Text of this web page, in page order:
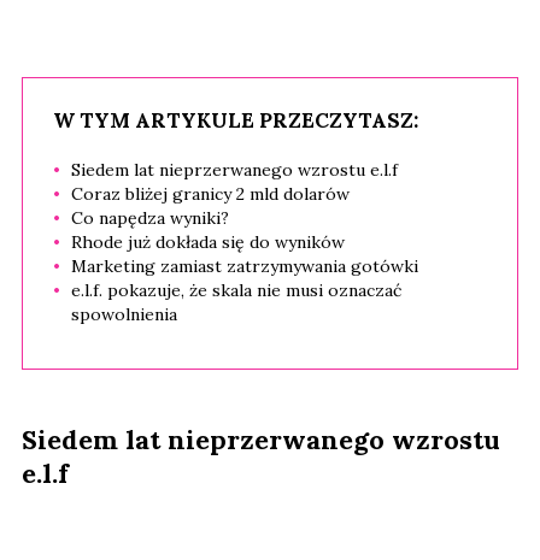
W TYM ARTYKULE PRZECZYTASZ:
Siedem lat nieprzerwanego wzrostu e.l.f
Coraz bliżej granicy 2 mld dolarów
Co napędza wyniki?
Rhode już dokłada się do wyników
Marketing zamiast zatrzymywania gotówki
e.l.f. pokazuje, że skala nie musi oznaczać
spowolnienia
Siedem lat nieprzerwanego wzrostu
e.l.f